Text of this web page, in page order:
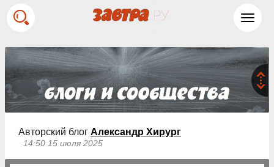
Авторский блог Александр Хирург
14:50 15 июля 2025